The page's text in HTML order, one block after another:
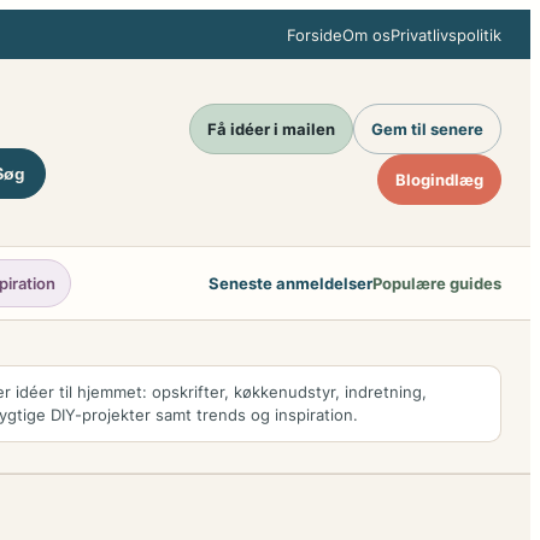
ForsideOm osPrivatlivspolitik
Få idéer i mailen Gem til senere
Blogindlæg
Seneste anmeldelserPopulære guides
idéer til hjemmet: opskrifter, køkkenudstyr, indretning,
DIY-projekter samt trends og inspiration.